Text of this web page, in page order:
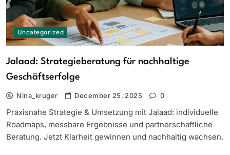
Uncategorized
Jalaad: Strategieberatung für nachhaltige
Geschäftserfolge
Nina_kruger December 25, 2025 0
Praxisnahe Strategie & Umsetzung mit Jalaad: individuelle
Roadmaps, messbare Ergebnisse und partnerschaftliche
Beratung. Jetzt Klarheit gewinnen und nachhaltig wachsen.